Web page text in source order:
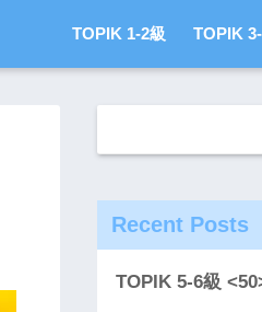
TOPIK 1-2級 TOPIK
Recent Posts
TOPIK 5-6級